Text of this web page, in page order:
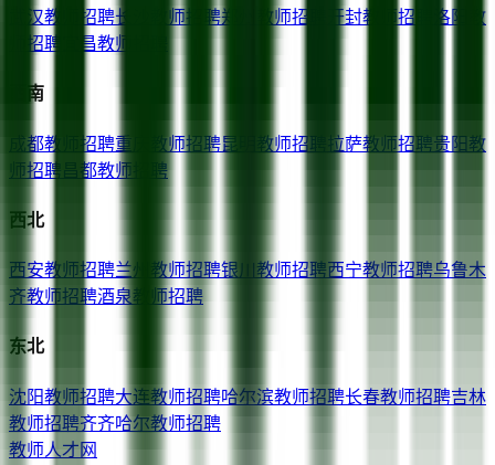
武汉教师招聘长沙 教师招聘郑州 教师招聘 开封教师招聘 洛阳
教
师招聘
宜昌教师招聘
西南
成都教师招聘重庆 教师招聘昆明 教师招聘 拉萨教师招聘贵阳 教
师招聘
昌都教师招聘
西北
西安教师招聘兰州 教师招聘银川 教师招聘西宁教师招聘乌鲁木
齐教师招聘酒泉教师招聘
东北
沈阳教师招聘大连教师招聘哈尔滨教师招聘长春教师招聘吉林
教师招聘齐齐哈尔教师招聘
教师人才网